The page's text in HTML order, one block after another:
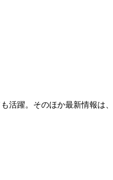
躍。そのほか最新情報は